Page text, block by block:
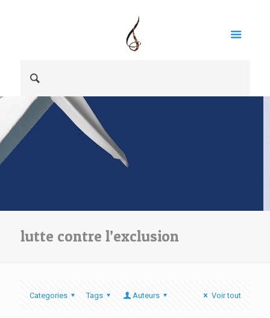
lutte contre l’exclusion
Categories Tags Auteurs Voir tout